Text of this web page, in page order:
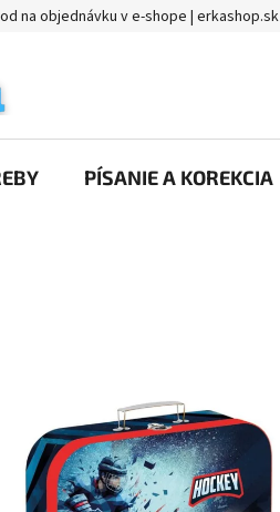
na objednávku v e-shope | erkashop.sk
PÍSANIE A KOREKCIA